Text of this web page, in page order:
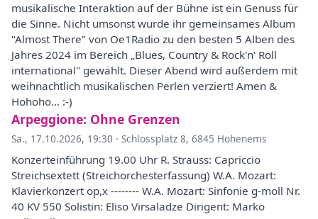
musikalische Interaktion auf der Bühne ist ein Genuss für
die Sinne. Nicht umsonst wurde ihr gemeinsames Album
"Almost There" von Oe1Radio zu den besten 5 Alben des
Jahres 2024 im Bereich „Blues, Country & Rock'n' Roll
international" gewählt. Dieser Abend wird außerdem mit
weihnachtlich musikalischen Perlen verziert! Amen &
Hohoho… :-)
Arpeggione: Ohne Grenzen
Sa., 17.10.2026, 19:30 · Schlossplatz 8, 6845 Hohenems
Konzerteinführung 19.00 Uhr R. Strauss: Capriccio
Streichsextett (Streichorchesterfassung) W.A. Mozart:
Klavierkonzert op,x -------- W.A. Mozart: Sinfonie g-moll Nr.
40 KV 550 Solistin: Eliso Virsaladze Dirigent: Marko